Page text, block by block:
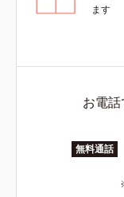
ます
お電
無料通話